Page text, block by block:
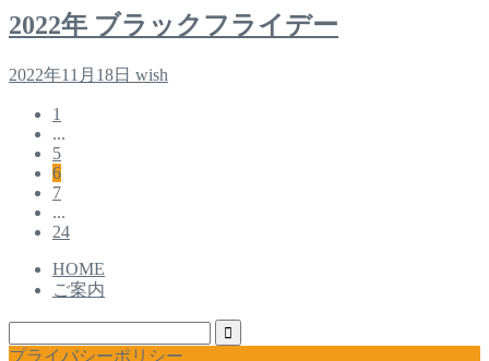
2022年 ブラックフライデー
2022年11月18日 wish
1
...
5
6
7
...
24
HOME
ご案内
プライバシーポリシー